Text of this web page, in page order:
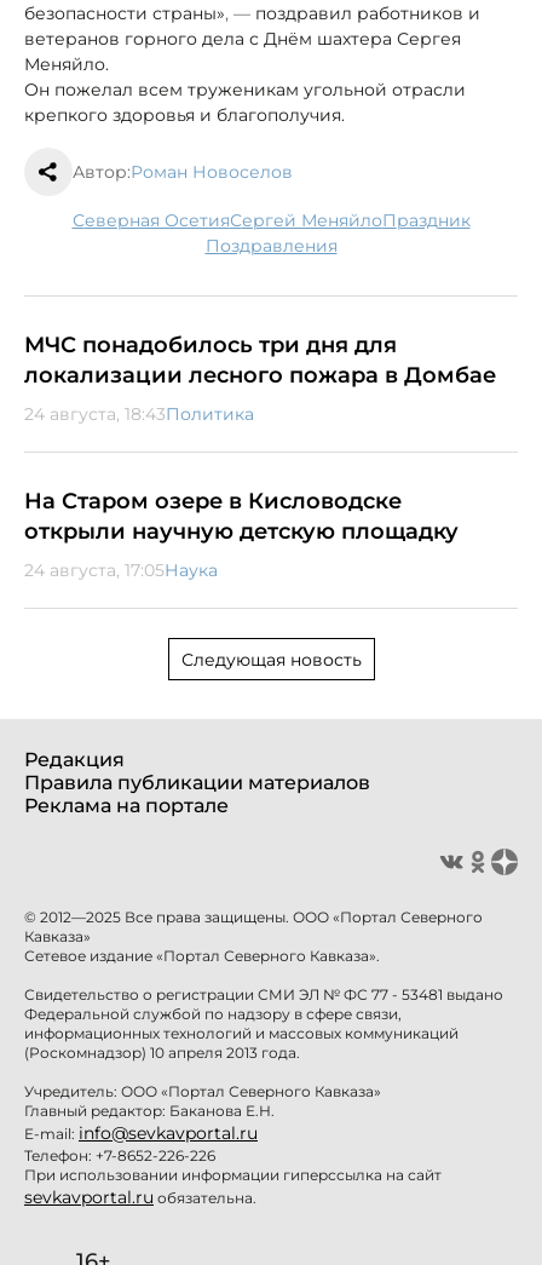
безопасности страны», — поздравил работников и
ветеранов горного дела с Днём шахтера Сергея
Меняйло.
Он пожелал всем труженикам угольной отрасли
крепкого здоровья и благополучия.
Автор:Роман Новоселов
Северная Осетия Сергей Меняйло
праздник
поздравления
МЧС понадобилось три дня для
локализации лесного пожара в Домбае
24 августа, 18:43Политика
На Старом озере в Кисловодске
открыли научную детскую площадку
24 августа, 17:05Наука
Следующая новость
Редакция
Правила публикации материалов
Реклама на портале
© 2012—2025 Все права защищены. ООО «Портал Северного
Кавказа»
Сетевое издание «Портал Северного Кавказа».
Свидетельство о регистрации СМИ ЭЛ № ФС 77 - 53481 выдано
Федеральной службой по надзору в сфере связи,
информационных технологий и массовых коммуникаций
(Роскомнадзор) 10 апреля 2013 года.
Учредитель: ООО «Портал Северного Кавказа»
Главный редактор: Баканова Е.Н.
E-mail: info@sevkavportal.ru
Телефон: +7-8652-226-226
При использовании информации гиперссылка на сайт
sevkavportal.ru обязательна.